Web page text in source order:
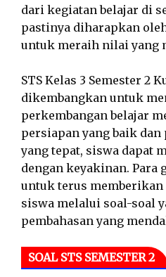
dari kegiatan belajar di
pastinya diharapkan
untuk meraih nilai yang
STS Kelas 3 Semester 2
dikembangkan untuk
perkembangan belajar
persiapan yang baik dan
yang tepat, siswa dapat
dengan keyakinan. Para
untuk terus memberikan
siswa melalui soal-soal
pembahasan yang
SOAL STS SEMESTER 2